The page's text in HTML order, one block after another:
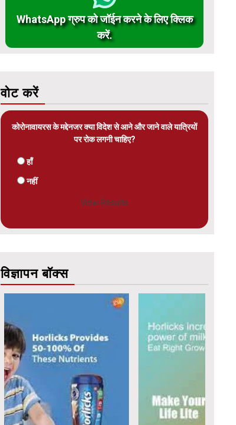
WhatsApp ग्रुप को जॉईन करने के लिए क्लिक
करें.
वोट करें
कोरोनावायरस के मद्देनजर क्या विदेश से आने और जाने वाले यात्रियों
पर रोक लगनी चाहिए?
हाँ
नहीं
View Results
विज्ञापन बॉक्स